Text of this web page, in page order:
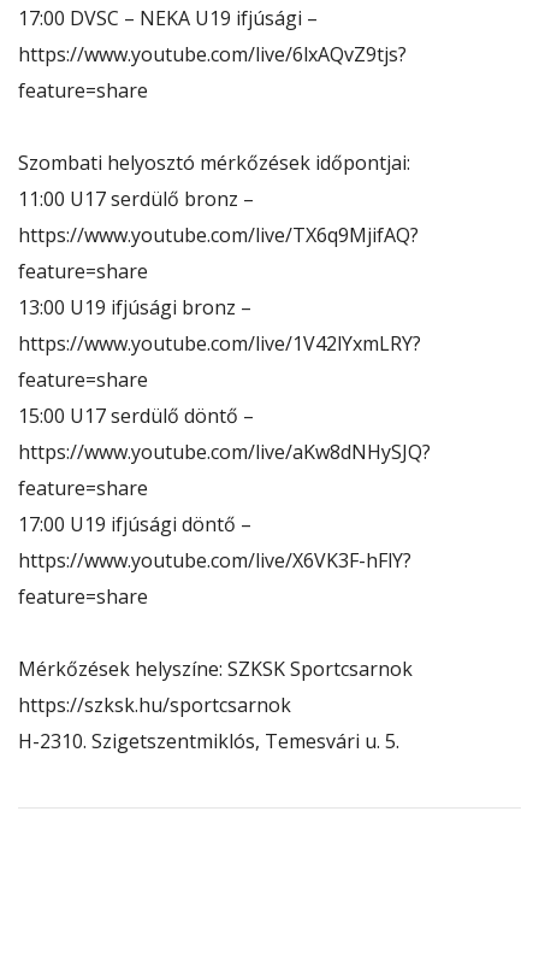
17:00 DVSC – NEKA U19 ifjúsági –
https://www.youtube.com/live/6lxAQvZ9tjs?
feature=share
Szombati helyosztó mérkőzések időpontjai:
11:00 U17 serdülő bronz –
https://www.youtube.com/live/TX6q9MjifAQ?
feature=share
13:00 U19 ifjúsági bronz –
https://www.youtube.com/live/1V42lYxmLRY?
feature=share
15:00 U17 serdülő döntő –
https://www.youtube.com/live/aKw8dNHySJQ?
feature=share
17:00 U19 ifjúsági döntő –
https://www.youtube.com/live/X6VK3F-hFlY?
feature=share
Mérkőzések helyszíne: SZKSK Sportcsarnok
https://szksk.hu/sportcsarnok
H-2310. Szigetszentmiklós, Temesvári u. 5.